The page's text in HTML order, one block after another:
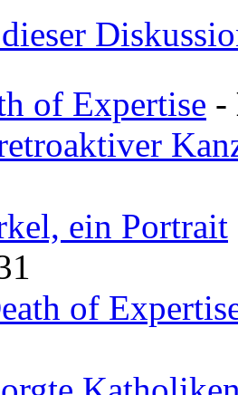
of Expertise -
ein Portrait
of